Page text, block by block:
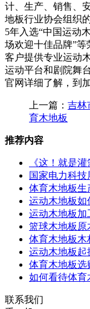
计、生产、销售、
地板行业协会组织
5年入选“中国运动
场欢迎十佳品牌”
客户提供专业运动
运动平台和剧院舞
官网详细了解，到
上一篇： 吉林
育木地板
推荐内容
《这！就是
国家电力科
体育木地板生
运动木地板如
运动木地板加
篮球木地板原
体育木地板木
运动木地板起
体育木地板选
如何看待体育
联系我们